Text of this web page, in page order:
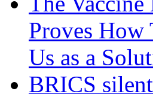
Proves How
Us as a
BRICS